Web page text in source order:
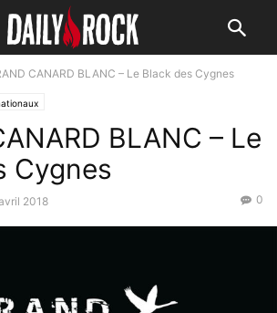
CANARD BLANC – Le Black des Cygnes
BLANC – Le
Cygnes
2018 0